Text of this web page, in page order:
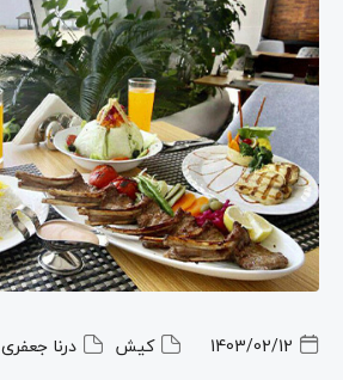
1403/02/12 کیش درنا جعفری